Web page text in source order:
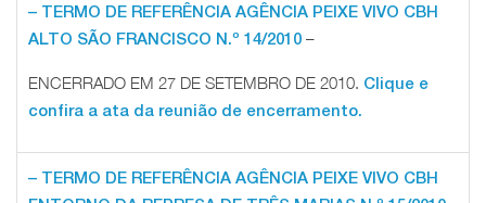
– TERMO DE REFERÊNCIA AGÊNCIA PEIXE VIVO CBH
ALTO SÃO FRANCISCO N.º 14/2010 –
ENCERRADO EM 27 DE SETEMBRO DE 2010. Clique e
confira a ata da reunião de encerramento.
– TERMO DE REFERÊNCIA AGÊNCIA PEIXE VIVO CBH